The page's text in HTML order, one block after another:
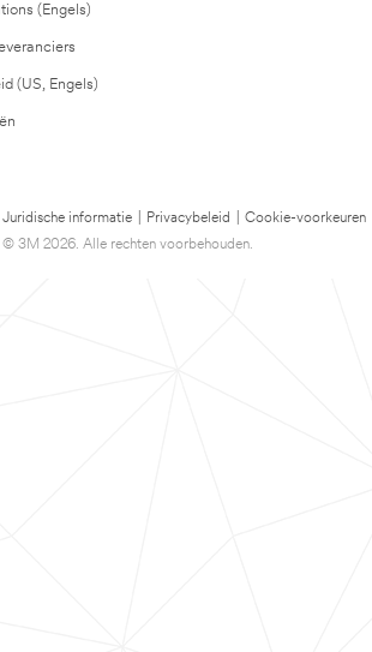
(Engels)
(US, Engels)
Juridische informatie Privacybeleid
Cookie-voorkeuren
© 3M 2026. Alle rechten voorbehouden.